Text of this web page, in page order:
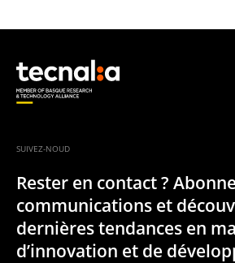
SUIVEZ-NOUD
Rester en contact ?
communications et
dernières tendances en
d’innovation et de